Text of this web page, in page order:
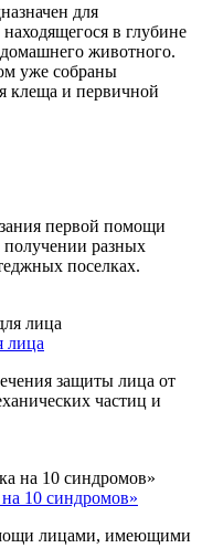
для
в глубине
животного.
уже собраны
клеща и первичной
первой помощи
разных
поселках.
лица
защиты лица от
частиц и
10 синдромов»
лицами, имеющими